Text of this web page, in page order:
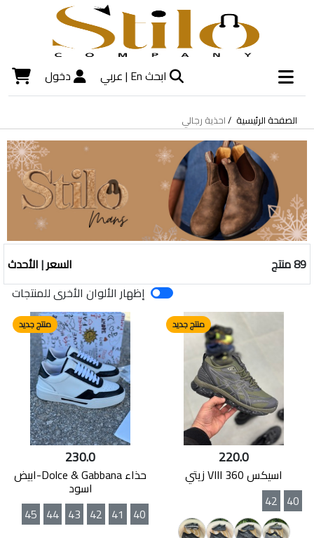
ابحثEn | عربي دخول
الصفحة الرئيسية احذية رجالي
89 منتج السعر|الأحدث
إظهار الألوان الأخرى للمنتجات
منتج جديد
220.0
اسيكس 360 VIII زيتي
40
42
منتج جديد
230.0
حذاء Dolce & Gabbana-ابيض
اسود
40
41
42
43
44
45